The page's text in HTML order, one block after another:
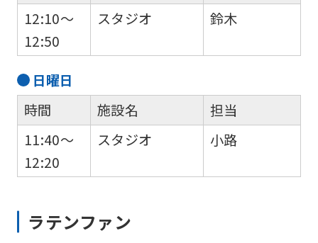
12:10～
12:50
スタジオ
鈴木
日曜日
時間
11:40～
12:20
施設名
スタジオ
担当
小路
ラテンファン
For
foreigners